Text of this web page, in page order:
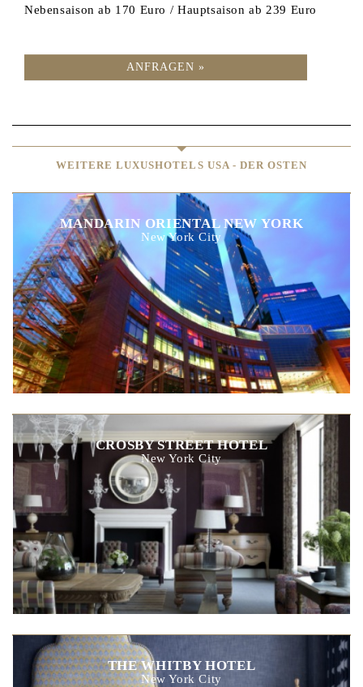
Nebensaison ab 170 Euro / Hauptsaison ab 239 Euro
ANFRAGEN »
WEITERE LUXUSHOTELS USA - DER OSTEN
MANDARIN ORIENTAL NEW YORK
New York City
CROSBY STREET HOTEL
New York City
THE WHITBY HOTEL
New York City